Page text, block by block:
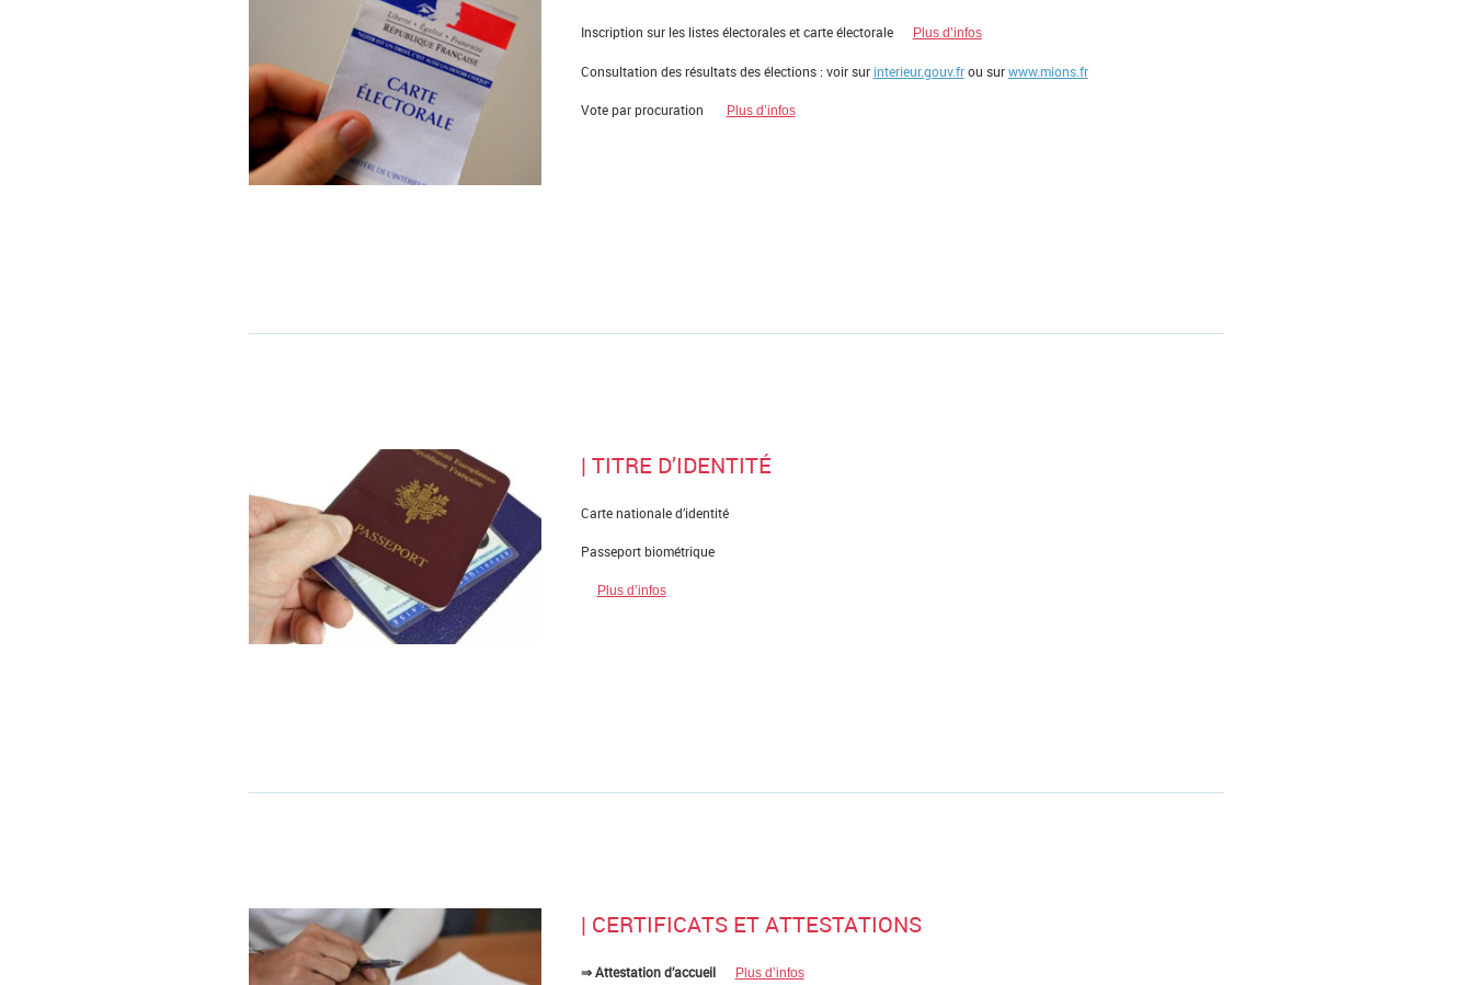
Inscription sur les listes électorales et carte électorale Plus d’infos
Consultation des résultats des élections : voir sur interieur.gouv.fr ou sur www.mions.fr
Vote par procuration Plus d’infos
| TITRE D’IDENTITÉ
Carte nationale d’identité
Passeport biométrique
Plus d’infos
| CERTIFICATS ET ATTESTATIONS
⇒ Attestation d’accueil Plus d’infos